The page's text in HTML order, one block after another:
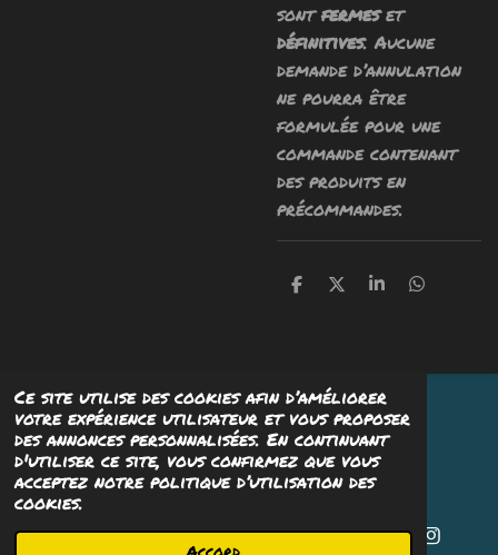
Ce site utilise des cookies afin d’améliorer
votre expérience utilisateur et vous proposer
des annonces personnalisées. En continuant
d'utiliser ce site, vous confirmez que vous
acceptez notre politique d’utilisation des
cookies.
sontfermeset
définitives. Aucune
demande d’annulation
ne pourra être
formulée pour une
commande contenant
des produits en
précommandes.
P
e
r
P
e
r
P
e
r
P
© 2023 Psyaïeaïe Studio - Tous droits réservés
Propulsé parWebador